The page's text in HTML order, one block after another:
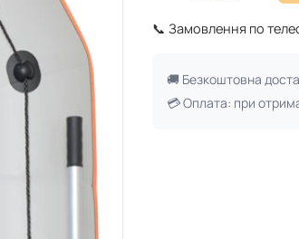
📞 Замовлення по
🚚 Безкоштовна
💳 Оплата: при